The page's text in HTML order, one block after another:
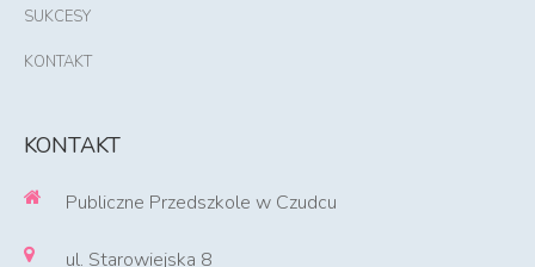
SUKCESY
KONTAKT
KONTAKT
Publiczne Przedszkole w Czudcu
ul. Starowiejska 8